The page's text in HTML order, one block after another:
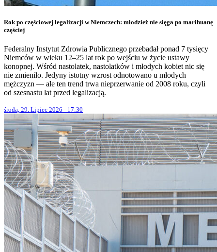
Rok po częściowej legalizacji w Niemczech: młodzież nie sięga po marihuanę
częściej
Federalny Instytut Zdrowia Publicznego przebadał ponad 7 tysięcy
Niemców w wieku 12–25 lat rok po wejściu w życie ustawy
konopnej. Wśród nastolatek, nastolatków i młodych kobiet nic się
nie zmieniło. Jedyny istotny wzrost odnotowano u młodych
mężczyzn — ale ten trend trwa nieprzerwanie od 2008 roku, czyli
od szesnastu lat przed legalizacją.
środa, 29. Lipiec 2026 - 17:30